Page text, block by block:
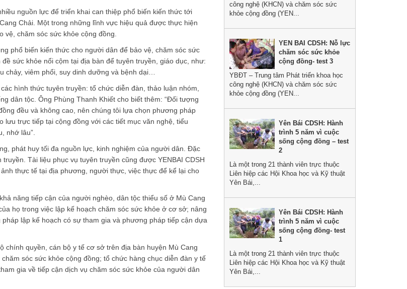
nguồn lực để triển khai can thiệp phổ biến kiến thức tới
Chải. Một trong những lĩnh vực hiệu quả được thực hiện
chăm sóc sức khỏe cộng đồng.
phổ biến kiến thức cho người dân để bảo vệ, chăm sóc sức
sức khỏe nổi cộm tại địa bàn để tuyên truyền, giáo dục, như:
chảy, viêm phổi, suy dinh dưỡng và bệnh dại…
hình thức tuyên truyền: tổ chức diễn đàn, thảo luận nhóm,
dân tộc. Ông Phùng Thanh Khiết cho biết thêm: “Đối tượng
đều và không cao, nên chúng tôi lựa chọn phương pháp
trực tiếp tại cộng đồng với các tiết mục văn nghệ, tiểu
nhớ lâu”.
phát huy tối đa nguồn lực, kinh nghiệm của người dân. Đặc
Tài liệu phục vụ tuyên truyền cũng được YENBAI CDSH
thực tế tại địa phương, người thực, việc thực để kể lại cho
năng tiếp cận của người nghèo, dân tộc thiểu số ở Mù Cang
họ trong việc lập kế hoạch chăm sóc sức khỏe ở cơ sở; nâng
lập kế hoạch có sự tham gia và phương pháp tiếp cận dựa
chính quyền, cán bộ y tế cơ sở trên địa bàn huyện Mù Cang
sóc sức khỏe cộng đồng; tổ chức hàng chục diễn đàn y tế
gia về tiếp cận dịch vụ chăm sóc sức khỏe của người dân
công nghệ (KHCN) và chăm sóc sức
khỏe cộng đồng (YEN...
YEN BAI CDSH: Nỗ lực
chăm sóc sức khỏe
cộng đồng- test 3
YBĐT – Trung tâm Phát triển khoa học
công nghệ (KHCN) và chăm sóc sức
khỏe cộng đồng (YEN...
Yên Bái CDSH: Hành
trình 5 năm vì cuộc
sống cộng đồng – test
2
Là một trong 21 thành viên trực thuộc
Liên hiệp các Hội Khoa học và Kỹ thuật
Yên Bái,...
Yên Bái CDSH: Hành
trình 5 năm vì cuộc
sống cộng đồng- test
1
Là một trong 21 thành viên trực thuộc
Liên hiệp các Hội Khoa học và Kỹ thuật
Yên Bái,...